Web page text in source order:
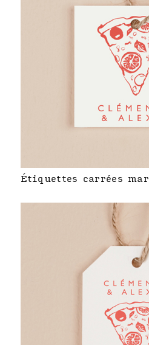
Étiquettes carrées